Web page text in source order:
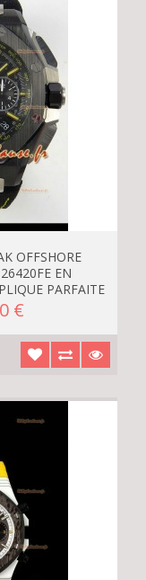
OFFSHORE
EN
PARFAITE
€